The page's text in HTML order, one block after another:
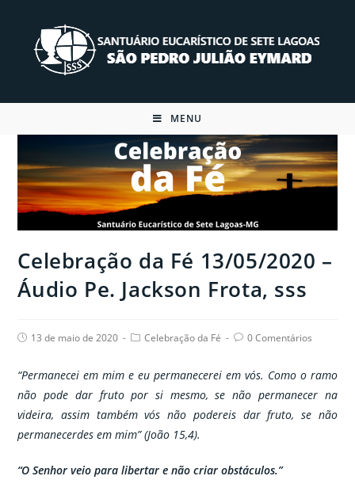
content
MENU
Celebração da Fé 13/05/2020 –
Áudio Pe. Jackson Frota, sss
Post13 de maio de 2020
PostCelebração da Fé
Post0 Comentários
“Permanecei em mim e eu permanecerei em vós. Como o ramo
não pode dar fruto por si mesmo, se não permanecer na
videira, assim também vós não podereis dar fruto, se não
permanecerdes em mim” (João 15,4).
“O Senhor veio para libertar e não criar obstáculos.”